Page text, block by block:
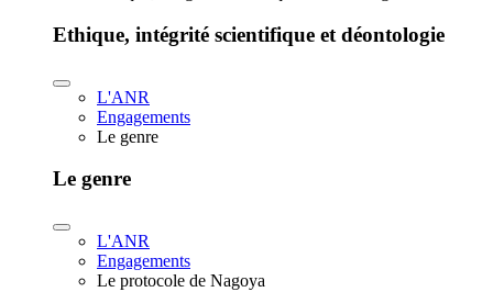
Ethique, intégrité scientifique et déontologie
L'ANR
Engagements
Le genre
Le genre
L'ANR
Engagements
Le protocole de Nagoya